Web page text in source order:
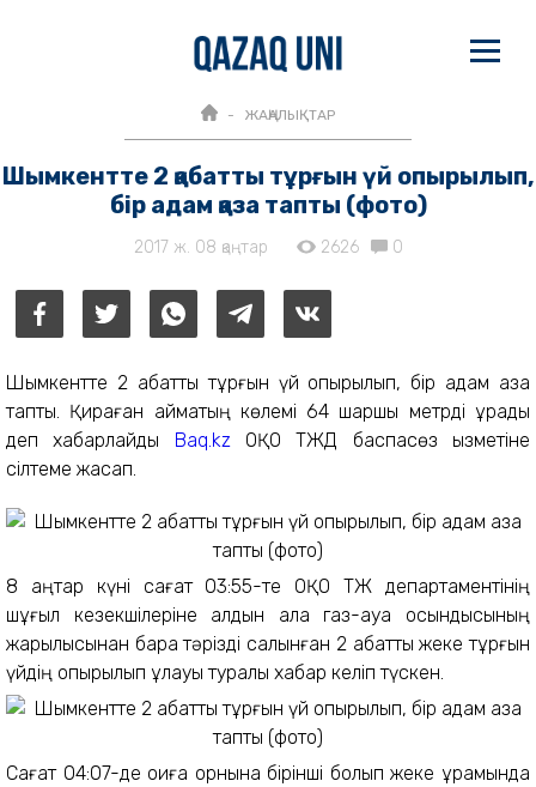
ЖАҢАЛЫҚТАР
Шымкентте 2 қабатты тұрғын үй опырылып,
бір адам қаза тапты (фото)
2017 ж. 08 қаңтар 2626 0
Шымкентте 2 қабатты тұрғын үй опырылып, бір адам қаза
тапты. Қираған аймақтың көлемі 64 шаршы метрді құрады
деп хабарлайды Baq.kz ОҚО ТЖД баспасөз қызметіне
сілтеме жасап.
8 қаңтар күні сағат 03:55-те ОҚО ТЖ департаментінің
шұғыл кезекшілеріне алдын ала газ-ауа қосындысының
жарылысынан барақ тәрізді салынған 2 қабатты жеке тұрғын
үйдің опырылып құлауы туралы хабар келіп түскен.
Сағат 04:07-де оқиға орнына бірінші болып жеке құрамында